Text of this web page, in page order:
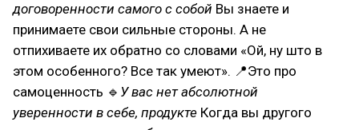
договоренности самого с собой Вы знаете и
принимаете свои сильные стороны. А не
отпихиваете их обратно со словами «Ой, ну што в
этом особенного? Все так умеют». 📍Это про
самоценность 🔹 У вас нет абсолютной
уверенности в себе, продукте Когда вы другого